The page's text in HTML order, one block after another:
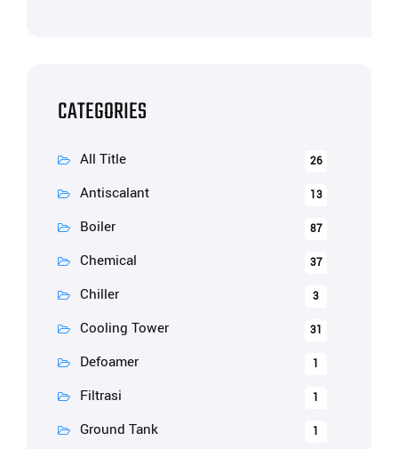
CATEGORIES
All Title 26
Antiscalant 13
Boiler 87
Chemical 37
Chiller 3
Cooling Tower 31
Defoamer 1
Filtrasi 1
Ground Tank 1